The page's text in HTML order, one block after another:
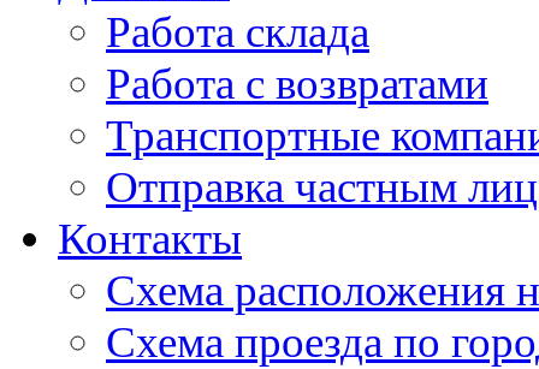
Работа склада
Работа с возвратами
Транспортные
Отправка частным
Контакты
Схема расположения
Схема проезда по